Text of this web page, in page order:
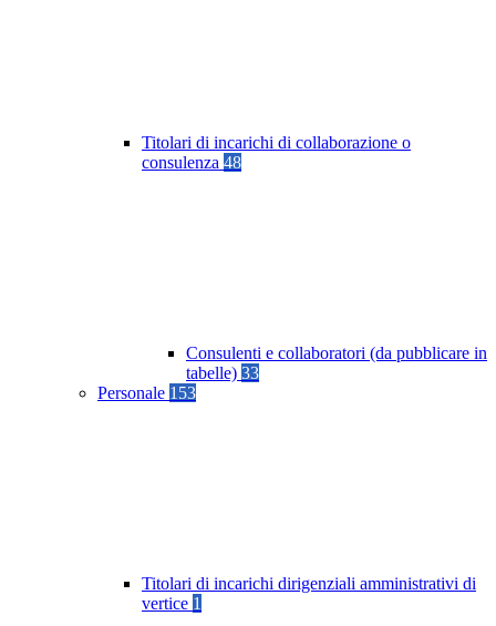
Titolari di incarichi di collaborazione o
consulenza 48
Consulenti e collaboratori (da pubblicare in
tabelle) 33
Personale 153
Titolari di incarichi dirigenziali amministrativi di
vertice 1